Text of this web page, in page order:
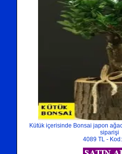
Kütük içerisinde Bonsai japon
siparişi
4089 TL -